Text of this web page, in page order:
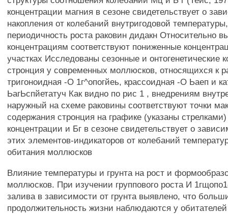
концентрации магния в сезоне свидетельствует о
накопления от колебаний внутригодовой
периодичность роста раковин дидакн Относительно
концентрациям соответствуют пониженные
участках Исследованы сезонные и онтогенетические
стронция у современных моллюсков, относящихся к
тригоноидная -О 1г^опогйеь, крассоидная -О Ьаеп и
ЬагЬспйетатуч Как видно по рис 1 , внедрениям
наружный на схеме раковины соответствуют точки
содержания стронция на графике (указаны
концентрации и Бг в сезоне свидетельствует о
этих элементов-индикаторов от колебаний
обитания моллюсков
Влияние температуры и грунта на рост и
моллюсков. При изучении группового роста И
залива в зависимости от грунта выявлено, что
продолжительность жизни наблюдаются у